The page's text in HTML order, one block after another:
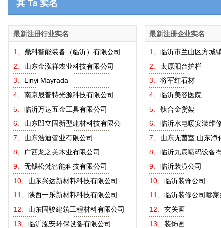
其 Ta 实名
最新注册行业实名
1、 鼎科智能装备（临沂）有限公司
2、 山东金泓祥农业科技有限公司
3、 Linyi Mayrada
4、 南京晟普特光源科技有限公司
5、 临沂万达五金工具有限公司
6、 山东凹立固新型建材科技有限公
7、 山东浩迪管业有限公司
8、
广西龙之美木业有限公司
9、 无锡松梵智能科技有限公司
10、 山东兴达新材料科技有限公司
11、
陕西一乐新材料科技有限公司
12、 山东固骏建筑工程材料有限公司
13、 临沂泓安环保设备有限公司
最新注册企业实名
1、 临沂市兰山区方城
2、 太原阳台护栏
3、 将军红石材
4、 临沂美容医院
5、 钛合金货架
6、 临沂水电暖安装维
7、 山东无菌室,山东净
8、 临沂九辰喷码设备
9、 临沂装潢公司
10、 临沂装饰公司
11、 临沂装修公司哪家
12、 玄关画
13、 装饰画